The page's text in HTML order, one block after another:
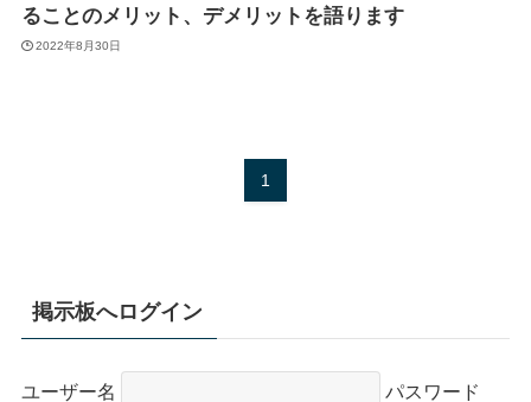
ることのメリット、デメリットを語ります
2022年8月30日
1
掲示板へログイン
ユーザー名 パスワード